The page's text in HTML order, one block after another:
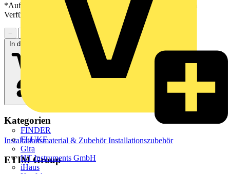
FINDER
FLUKE
Gira
HT Instruments GmbH
iHaus
*Auf Anfrage verfügbar - bitte in den Warenkorb legen, um
Verfügbarkeit zu prüfen
−
+
In den Warenkorb
Kategorien
Installationsmaterial & ZubehörInstallationszubehör
ETIM Group